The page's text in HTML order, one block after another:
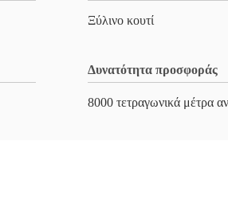
Ξύλινο κουτί
Δυνατότητα προσφοράς
8000 τετραγωνικά μέτρα